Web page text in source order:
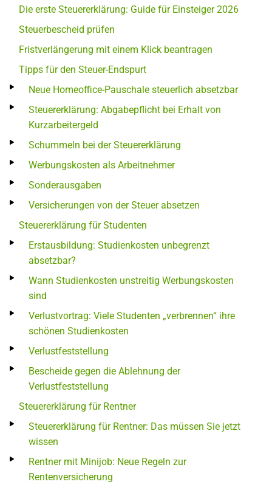
Die erste Steuererklärung: Guide für Einsteiger 2026
Steuerbescheid prüfen
Fristverlängerung mit einem Klick beantragen
Tipps für den Steuer-Endspurt
Neue Homeoffice-Pauschale steuerlich absetzbar
Steuererklärung: Abgabepflicht bei Erhalt von
Kurzarbeitergeld
Schummeln bei der Steuererklärung
Werbungskosten als Arbeitnehmer
Sonderausgaben
Versicherungen von der Steuer absetzen
Steuererklärung für Studenten
Erstausbildung: Studienkosten unbegrenzt
absetzbar?
Wann Studienkosten unstreitig Werbungskosten
sind
Verlustvortrag: Viele Studenten „verbrennen“ ihre
schönen Studienkosten
Verlustfeststellung
Bescheide gegen die Ablehnung der
Verlustfeststellung
Steuererklärung für Rentner
Steuererklärung für Rentner: Das müssen Sie jetzt
wissen
Rentner mit Minijob: Neue Regeln zur
Rentenversicherung